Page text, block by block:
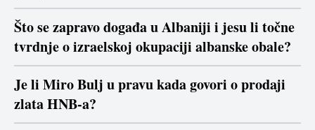
Što se zapravo događa u Albaniji i jesu li točne
tvrdnje o izraelskoj okupaciji albanske obale?
Je li Miro Bulj u pravu kada govori o prodaji
zlata HNB-a?